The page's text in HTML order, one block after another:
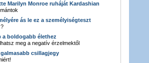
Marilyn Monroe ruháját Kardashian
ás le ez a személyiségteszt
a boldogabb élethez
meg a negatív érzelmektől
csillagjegy